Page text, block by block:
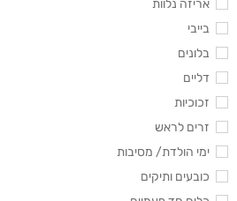
אריזה נלוות
בייבי
בלונים
דליים
זכוכיות
זרים לראש
ימי הולדת/ מסיבות
כובעים ותיקים